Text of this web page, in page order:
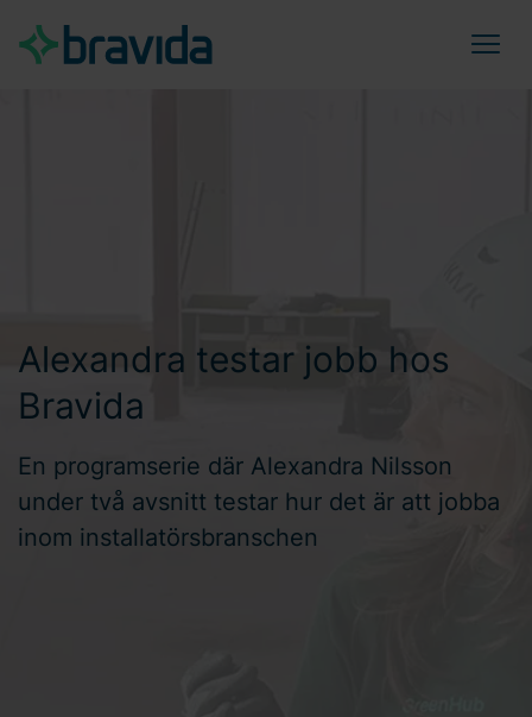
Alexandra testar jobb hos
Bravida
En programserie där Alexandra Nilsson
under två avsnitt testar hur det är att jobba
inom installatörsbranschen